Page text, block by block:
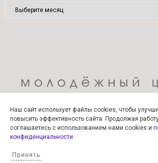
Наш сайт использует файлы cookies, чтобы
повысить эффективность сайта. Продолжая
соглашаетесь с использованием нами cookies и
конфиденциальности.
Принять